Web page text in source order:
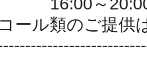
ール類のご提供